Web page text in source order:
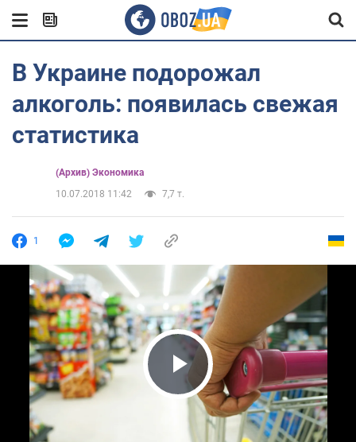
В Украине подорожал
алкоголь: появилась свежая
статистика
(Архив) Экономика
10.07.2018 11:42
7,7 т.
1
Play Video